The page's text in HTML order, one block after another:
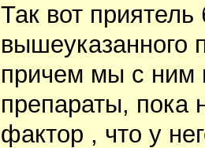
Так вот
вышеуказанного
причем мы с ним
препараты, пока
фактор , что у